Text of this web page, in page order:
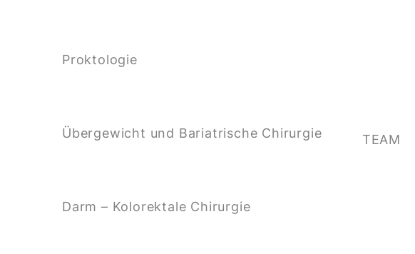
Proktologie
Übergewicht und Bariatrische Chirurgie
Darm – Kolorektale Chirurgie
TEAM